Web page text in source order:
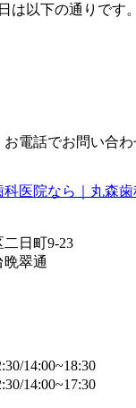
は以下の通りです。
電話でお問い合
日町9-23
晩翠通
14:00~18:30
14:00~17:30